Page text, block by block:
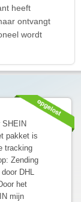
heeft
ontvangt
wordt
SHEIN
pakket is
tracking
Zending
DHL
het
mijn